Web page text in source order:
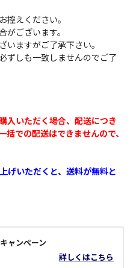
えください。
ございます。
ますがご了承下さい。
ずしも一致しませんのでご了
入いただく場合、配送につき
での配送はできませんので、
げいただくと、送料が無料と
ャンペーン
詳しくはこちら